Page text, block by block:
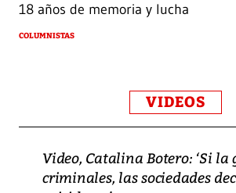
18 años de memoria y lucha
COLUMNISTAS
VIDEOS
Video, Catalina Botero: ‘Si la
criminales, las sociedades